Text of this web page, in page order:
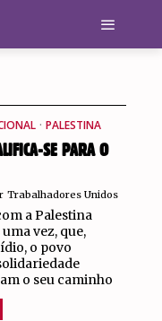
· PALESTINA
SE PARA O
Trabalhadores Unidos
a Palestina
vez, que,
o povo
o seu caminho